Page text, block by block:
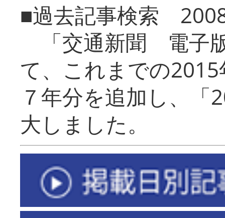
■過去記事検索
「交通新聞 電子
て、これまでの
７年分を追加し、「
大しまし